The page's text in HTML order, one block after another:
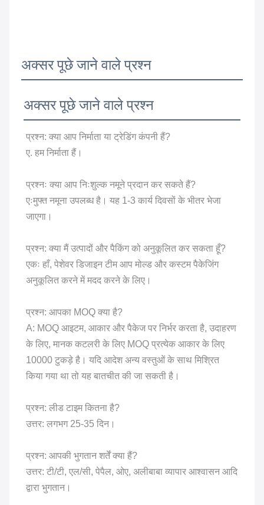
अक्सर पूछे जाने वाले प्रश्न
अक्सर पूछे जाने वाले प्रश्न
प्रश्न: क्या आप निर्माता या ट्रेडिंग कंपनी हैं?
ए. हम निर्माता हैं।
प्रश्नः क्या आप निःशुल्क नमूने प्रदान कर सकते हैं?
एःमुफ्त नमूना उपलब्ध है। यह 1-3 कार्य दिवसों के भीतर भेजा
जाएगा।
प्रश्न: क्या मैं उत्पादों और पैकिंग को अनुकूलित कर सकता हूँ?
एकः हाँ, पेशेवर डिजाइन टीम आप मोल्ड और कस्टम पैकेजिंग
अनुकूलित करने में मदद करने के लिए।
प्रश्न: आपका MOQ क्या है?
A: MOQ आइटम, आकार और पैकेज पर निर्भर करता है, उदाहरण
के लिए, मानक कटलरी के लिए MOQ प्रत्येक आकार के लिए
10000 टुकड़े है। यदि आदेश अन्य वस्तुओं के साथ मिश्रित
किया गया था तो यह बातचीत की जा सकती है।
प्रश्न: लीड टाइम कितना है?
उत्तर: लगभग 25-35 दिन।
प्रश्न: आपकी भुगतान शर्तें क्या हैं?
उत्तर: टी/टी, एल/सी, पेपैल, ओए, अलीबाबा व्यापार आश्वासन आदि
द्वारा भुगतान।